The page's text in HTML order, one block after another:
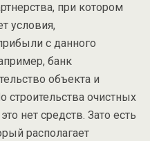
при котором
условия,
с данного
банк
объекта и
строительства очистных
нет средств. Зато есть
располагает